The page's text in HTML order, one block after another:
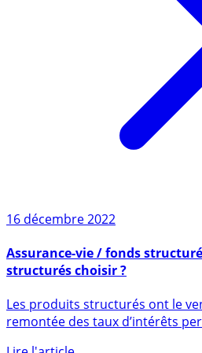
16 décembre 2022
structurés choisir ?